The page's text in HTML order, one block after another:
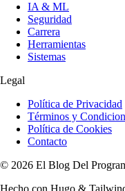
IA & ML
Seguridad
Carrera
Herramientas
Sistemas
Legal
Política de Privacidad
Términos y
Política de Cookies
Contacto
© 2026 El Blog Del